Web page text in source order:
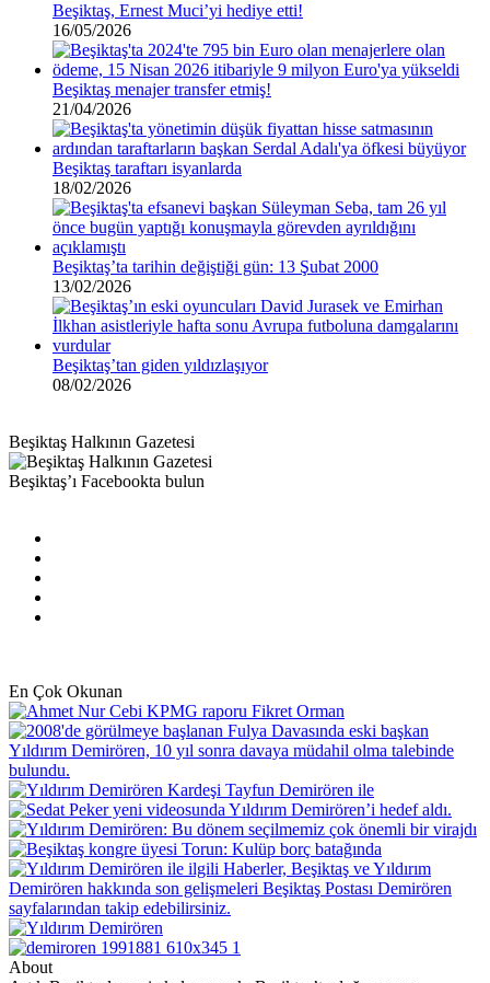
Beşiktaş, Ernest Muci’yi hediye etti!
16/05/2026
Beşiktaş menajer transfer etmiş!
21/04/2026
Beşiktaş taraftarı isyanlarda
18/02/2026
Beşiktaş’ta tarihin değiştiği gün: 13 Şubat 2000
13/02/2026
Beşiktaş’tan giden yıldızlaşıyor
08/02/2026
Beşiktaş Halkının Gazetesi
Beşiktaş’ı Facebookta bulun
En Çok Okunan
About